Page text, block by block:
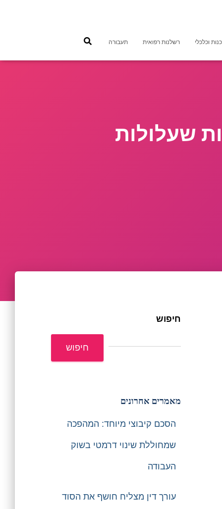
וכלכלי רשלנות רפואית תעבורה
שעלולות
חיפוש
חיפוש
מאמרים אחרונים
הסכם קיבוצי מיוחד: המהפכה
שמחוללת שינוי דרמטי בשוק
העבודה
עורך דין מצליח חושף את הסוד